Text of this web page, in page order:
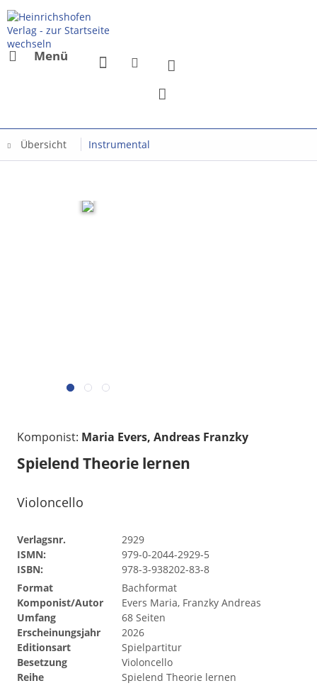
Menü
Übersicht Instrumental
Komponist: Maria Evers, Andreas Franzky
Spielend Theorie lernen
Violoncello
Verlagsnr.
2929
ISMN:
979-0-2044-2929-5
ISBN:
978-3-938202-83-8
Format
Bachformat
Komponist/Autor
Evers Maria, Franzky Andreas
Umfang
68 Seiten
Erscheinungsjahr
2026
Editionsart
Spielpartitur
Besetzung
Violoncello
Reihe
Spielend Theorie lernen